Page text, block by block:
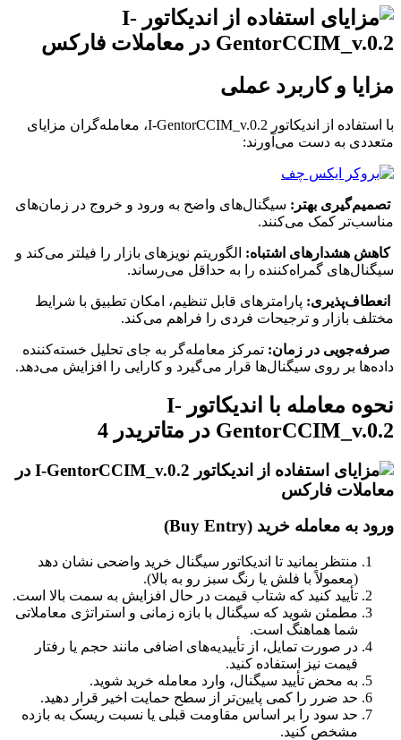
مزایا و کاربرد عملی
با استفاده از اندیکاتور I-GentorCCIM_v.0.2، معامله‌گران مزایای
متعددی به دست می‌آورند:
تصمیم‌گیری بهتر: سیگنال‌های واضح به ورود و خروج در زمان‌های
مناسب‌تر کمک می‌کنند.
کاهش هشدارهای اشتباه: الگوریتم نویزهای بازار را فیلتر می‌کند و
سیگنال‌های گمراه‌کننده را به حداقل می‌رساند.
انعطاف‌پذیری: پارامترهای قابل تنظیم، امکان تطبیق با شرایط
مختلف بازار و ترجیحات فردی را فراهم می‌کند.
صرفه‌جویی در زمان: تمرکز معامله‌گر به جای تحلیل خسته‌کننده
داده‌ها بر روی سیگنال‌ها قرار می‌گیرد و کارایی را افزایش می‌دهد.
نحوه معامله با اندیکاتور I-
GentorCCIM_v.0.2 در متاتریدر 4
ورود به معامله خرید (Buy Entry)
منتظر بمانید تا اندیکاتور سیگنال خرید واضحی نشان دهد
(معمولاً با فلش یا رنگ سبز رو به بالا).
تأیید کنید که شتاب قیمت در حال افزایش به سمت بالا است.
مطمئن شوید که سیگنال با بازه زمانی و استراتژی معاملاتی
شما هماهنگ است.
در صورت تمایل، از تأییدیه‌های اضافی مانند حجم یا رفتار
قیمت نیز استفاده کنید.
به محض تأیید سیگنال، وارد معامله خرید شوید.
حد ضرر را کمی پایین‌تر از سطح حمایت اخیر قرار دهید.
حد سود را بر اساس مقاومت قبلی یا نسبت ریسک به بازده
مشخص کنید.